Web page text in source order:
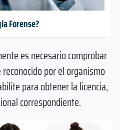
Forense?
es necesario comprobar
por el organismo
para obtener la licencia,
correspondiente.